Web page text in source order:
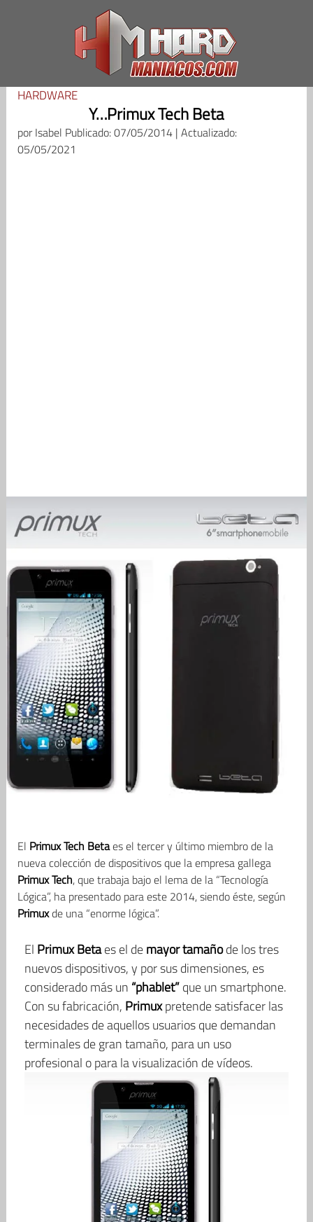
HARDWARE
Y…Primux Tech Beta
porIsabel Publicado: 07/05/2014 | Actualizado:
05/05/2021
El Primux Tech Betaes el tercer y último miembro de la
nueva colección de dispositivos que la empresa gallega
Primux Tech, que trabaja bajo el lema de la “Tecnología
Lógica”, ha presentado para este 2014, siendo éste, según
Primuxde una “enorme lógica”.
El Primux Betaes el demayor tamañode los tres
nuevos dispositivos, y por sus dimensiones, es
considerado más un “phablet”que un smartphone.
Con su fabricación, Primuxpretende satisfacer las
necesidades de aquellos usuarios que demandan
terminales de gran tamaño, para un uso
profesional o para la visualización de vídeos.